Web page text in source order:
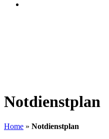
Notdienstplan
Home » Notdienstplan